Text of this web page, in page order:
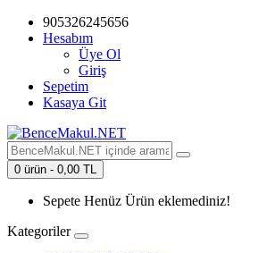
905326245656
Hesabım
Üye Ol
Giriş
Sepetim
Kasaya Git
0 ürün - 0,00 TL
Sepete Henüz Ürün eklemediniz!
Kategoriler